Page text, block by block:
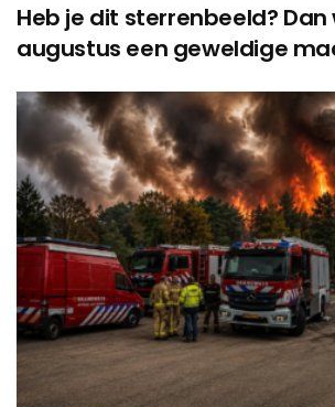
Heb je dit sterrenbeeld?
augustus een geweldige